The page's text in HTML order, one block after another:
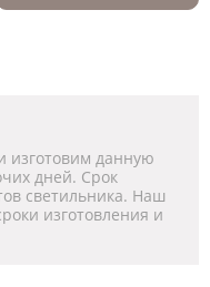
изготовим данную
дней. Срок
светильника. Наш
изготовления и